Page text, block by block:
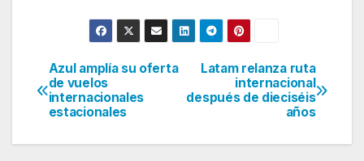
Navegación
de
entradas
Latam relanza ruta
internacional
después de dieciséis
años
Azul amplía su oferta
de vuelos
internacionales
estacionales